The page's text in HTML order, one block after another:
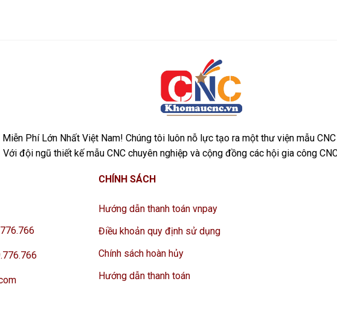
Miễn Phí Lớn Nhất Việt Nam! Chúng tôi luôn nỗ lực tạo ra một thư viện mẫu
Với đội ngũ thiết kế mẫu CNC chuyên nghiệp và cộng đồng các hội gia công
CHÍNH SÁCH
Hướng dẫn thanh toán vnpay
Điều khoản quy định sử dụng
Chính sách hoàn hủy
Hướng dẫn thanh toán